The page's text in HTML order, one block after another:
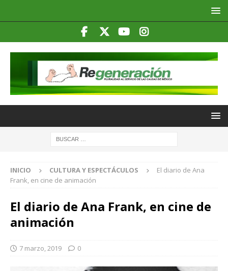
INICIO CULTURA Y ESPECTÁCULOS
El diario de Ana
Frank, en cine de animación
El diario de Ana Frank, en cine de
animación
7 marzo, 2019 0